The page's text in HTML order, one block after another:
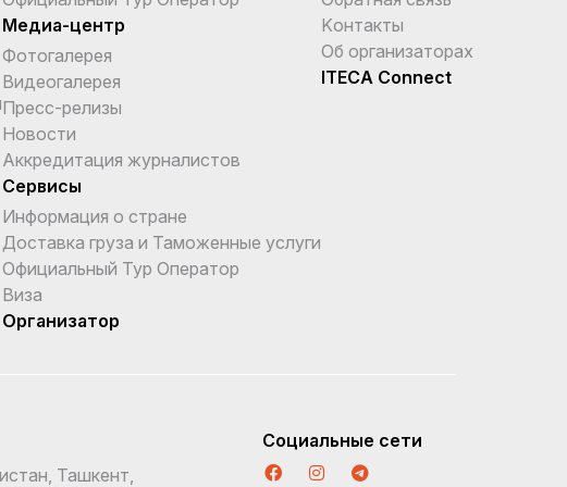
Медиа-центр
Фотогалерея
Видеогалерея
Пресс-релизы
Новости
Аккредитация журналистов
Сервисы
Информация о стране
Доставка груза и Таможенные услуги
Официальный Тур Оператор
Виза
Организатор
Kонтакты
Об организаторах
ITECA Connect
Ташкент,
Социальные сети